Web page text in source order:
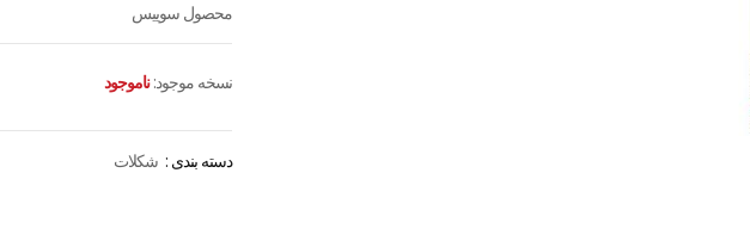
محصول سوییس
نسخه موجود: ناموجود
دسته بندی : شکلات